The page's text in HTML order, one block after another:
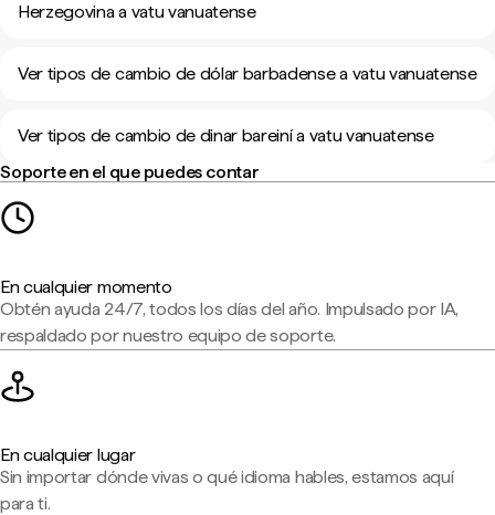
Herzegovina a vatu vanuatense
Ver tipos de cambio de dólar barbadense a vatu vanuatense
Ver tipos de cambio de dinar bareiní a vatu vanuatense
Soporte en el que puedes contar
En cualquier momento
Obtén ayuda 24/7, todos los días del año. Impulsado por IA,
respaldado por nuestro equipo de soporte.
En cualquier lugar
Sin importar dónde vivas o qué idioma hables, estamos aquí
para ti.